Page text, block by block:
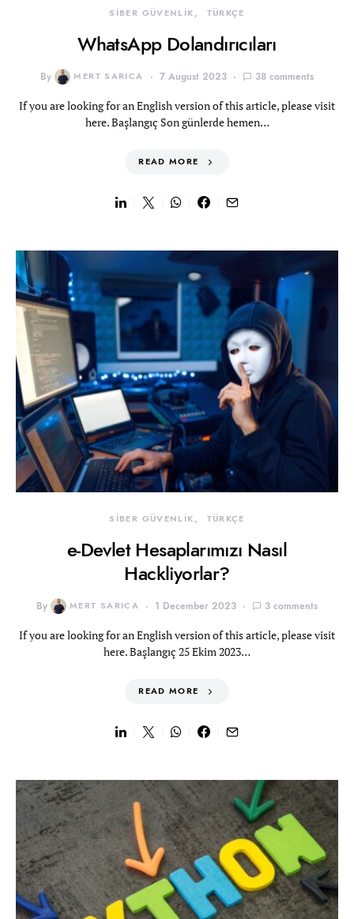
SİBER GÜVENLİK TÜRKÇE
WhatsApp Dolandırıcıları
By MERT SARICA 7 August 2023 38 comments
If you are looking for an English version of this article, please visit
here. Başlangıç Son günlerde hemen…
READ MORE
SİBER GÜVENLİK TÜRKÇE
e-Devlet Hesaplarımızı Nasıl
Hackliyorlar?
By MERT SARICA 1 December 2023 3 comments
If you are looking for an English version of this article, please visit
here. Başlangıç 25 Ekim 2023…
READ MORE